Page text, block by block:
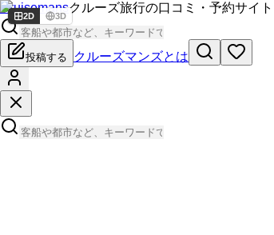
Cruisemansクルーズ旅行の口コミ・予約サイト
投稿する クルーズマンズとは
2D 3D